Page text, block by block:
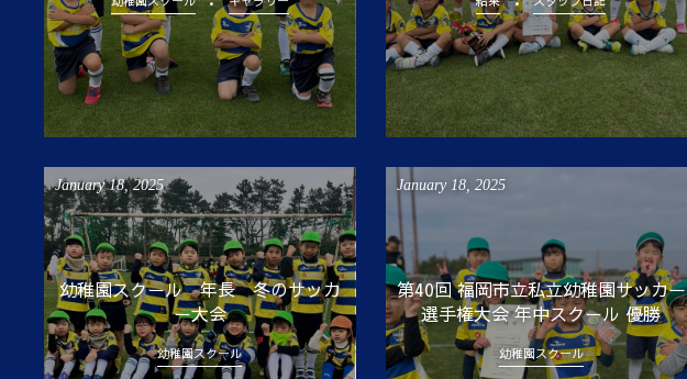
January 18,2025
幼稚園スクール 年長 冬のサッカ
ー大会
幼稚園スクール
January 18, 2025
第40回 福岡市立私立幼稚園サッカー
選手権大会 年中スクール 優勝
幼稚園スクール